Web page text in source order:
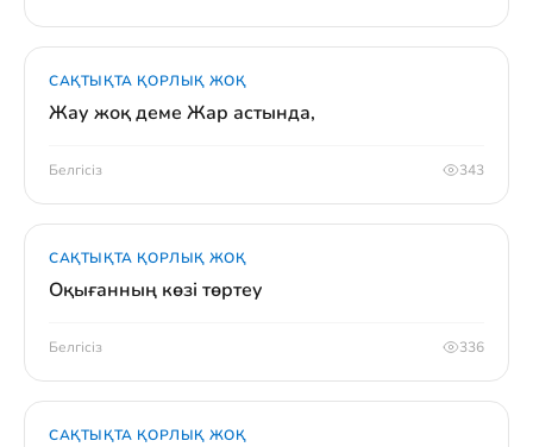
САҚТЫҚТА ҚОРЛЫҚ ЖОҚ
Жау жоқ деме Жар астында,
Белгісіз 343
САҚТЫҚТА ҚОРЛЫҚ ЖОҚ
Оқығанның көзі төртеу
Белгісіз 336
САҚТЫҚТА ҚОРЛЫҚ ЖОҚ